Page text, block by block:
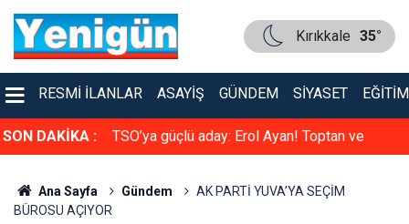
Kırıkkale 35°
RESMI İLANLAR ASAYIŞ GÜNDEM SIYASET EĞITIM
SON DAKİKA :
çarpıştı TSO’ya güçlü aday: Erol Ayan! Toptan ve
Ana Sayfa Gündem
AK PARTİ YUVA’YA SEÇİM
BÜROSU AÇIYOR